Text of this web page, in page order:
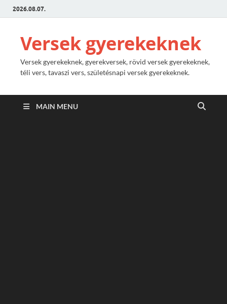
2026.08.07.
Versek gyerekeknek
Versek gyerekeknek, gyerekversek, rövid versek gyerekeknek,
téli vers, tavaszi vers, születésnapi versek gyerekeknek.
MAIN MENU